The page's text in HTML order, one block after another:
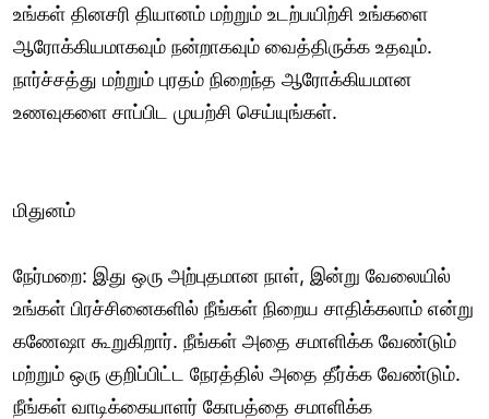
உங்கள் தினசரி தியானம் மற்றும் உடற்பயிற்சி உங்களை
ஆரோக்கியமாகவும் நன்றாகவும் வைத்திருக்க உதவும்.
நார்ச்சத்து மற்றும் புரதம் நிறைந்த ஆரோக்கியமான
உணவுகளை சாப்பிட முயற்சி செய்யுங்கள்.
மிதுனம்
நேர்மறை: இது ஒரு அற்புதமான நாள், இன்று வேலையில்
உங்கள் பிரச்சினைகளில் நீங்கள் நிறைய சாதிக்கலாம் என்று
கணேஷா கூறுகிறார். நீங்கள் அதை சமாளிக்க வேண்டும்
மற்றும் ஒரு குறிப்பிட்ட நேரத்தில் அதை தீர்க்க வேண்டும்.
நீங்கள் வாடிக்கையாளர் கோபத்தை சமாளிக்க